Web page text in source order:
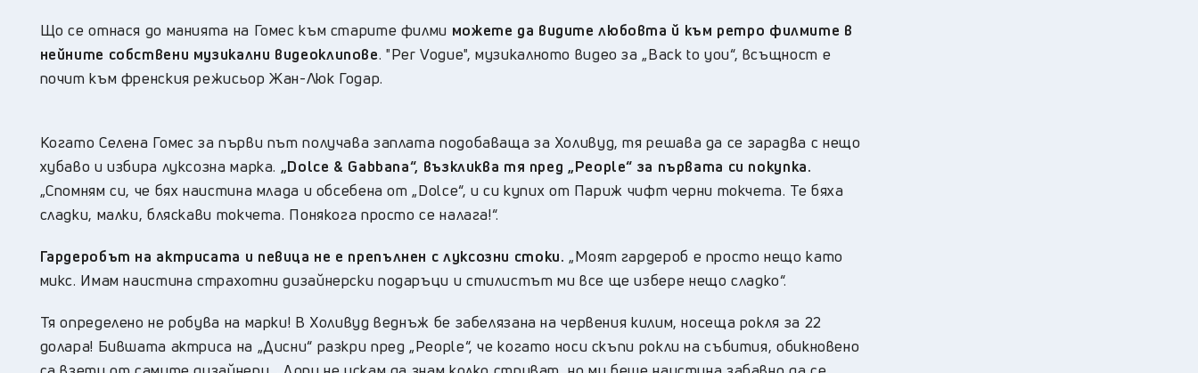
Що се отнася до манията на Гомес към старите филми можете да видите любовта й към ретро филмите в
нейните собствени музикални видеоклипове. "Per Vogue", музикалното видео за „Back to you“, всъщност е
почит към френския режисьор Жан-Люк Годар.
Когато Селена Гомес за първи път получава заплата подобаваща за Холивуд, тя решава да се зарадва с нещо
хубаво и избира луксозна марка. „Dolce & Gabbana“, възкликва тя пред „People“ за първата си покупка.
„Спомням си, че бях наистина млада и обсебена от „Dolce“, и си купих от Париж чифт черни токчета. Те бяха
сладки, малки, бляскави токчета. Понякога просто се налага!“.
Гардеробът на актрисата и певица не е препълнен с луксозни стоки. „Моят гардероб е просто нещо като
микс. Имам наистина страхотни дизайнерски подаръци и стилистът ми все ще избере нещо сладко“.
Тя определено не робува на марки! В Холивуд веднъж бе забелязана на червения килим, носеща рокля за 22
долара! Бившата актриса на „Дисни“ разкри пред „People“, че когато носи скъпи рокли на събития, обикновено